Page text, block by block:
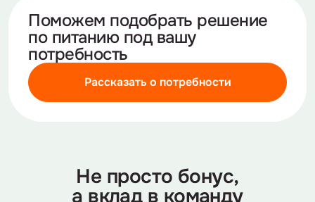
Поможем подобрать решение
по питаниюпод вашу
потребность
Рассказать о потребности
Не просто бонус,
а вклад в команду